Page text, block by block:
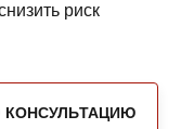
риск
КОНСУЛЬТАЦИЮ